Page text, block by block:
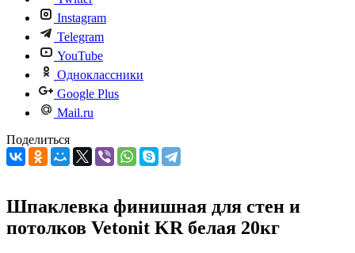
Instagram
Telegram
YouTube
Одноклассники
Google Plus
Mail.ru
Поделиться
Шпаклевка финишная для стен и
потолков Vetonit KR белая 20кг